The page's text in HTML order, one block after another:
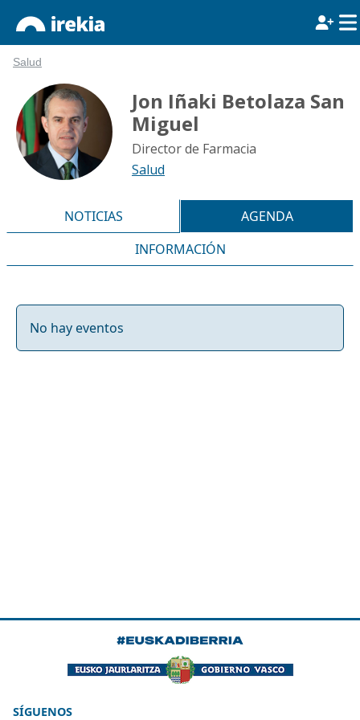
Salud
Jon Iñaki Betolaza San
Miguel
Director de Farmacia
Salud
NOTICIAS
AGENDA
INFORMACIÓN
No hay eventos
SÍGUENOS